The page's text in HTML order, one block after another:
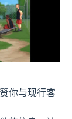
你与现行客